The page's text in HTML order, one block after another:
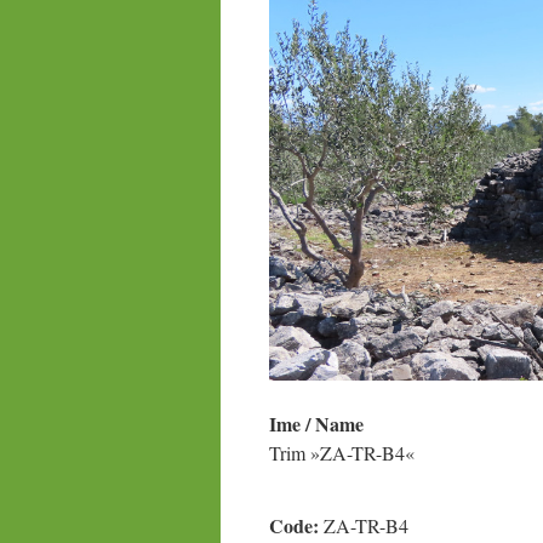
Ime / Name
Trim »ZA-TR-B4«
Code: ZA-